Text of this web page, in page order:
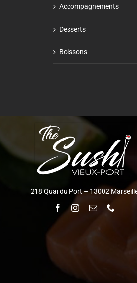
Accompagnements
Desserts
Boissons
218 Quai du Port – 13002